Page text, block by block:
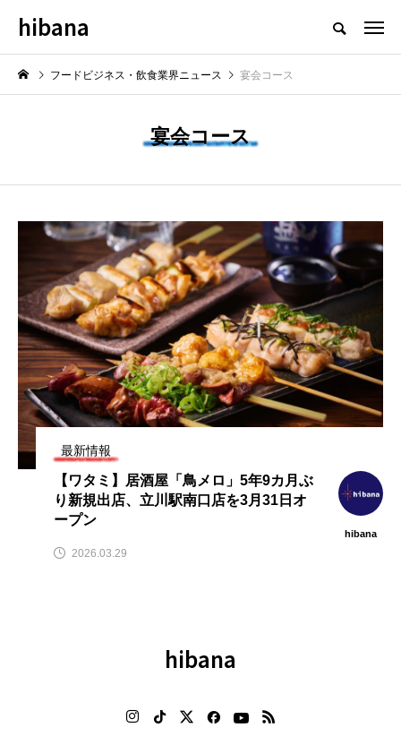
フードビジネス・飲食業界のニュースメディア
NEW POST
最新情報
【2026年7月】飲食業界ニュース
まとめ（hibana｜フードビジネ
ス応援メディア）
2026.08.10
飲食マーケティング
【2026年最新】注目の飲食店フ
hibana
フードビジネス・飲食業界ニュース 宴会コース
宴会コース
最新情報
【ワタミ】居酒屋「鳥メロ」5年9カ月ぶ
り新規出店、立川駅南口店を3月31日オ
ープン
hibana
2026.03.29
hibana